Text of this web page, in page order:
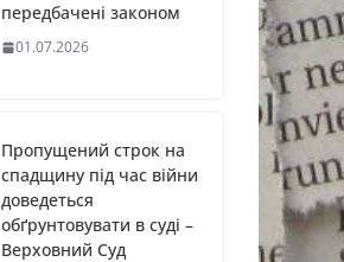
передбачені законом
01.07.2026
Пропущений строк на
спадщину під час війни
доведеться
обґрунтовувати в суді –
Верховний Суд